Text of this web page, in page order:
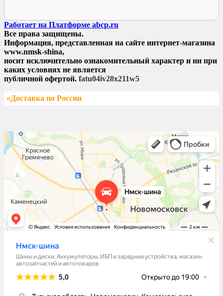
Работает на Платформе abcp.ru
Все права защищены.
Информация, представленная на сайте интернет-магазина
www.nmsk-shina,
носит исключительно ознакомительный характер и ни при
каких условиях не является
публичной офертой. fatu04iv28x211w5
«Доставка по России